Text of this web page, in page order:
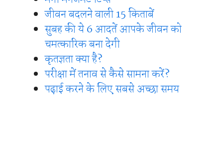
जीवन बदलने वाली 15 किताबें
सुबह की ये 6 आदतें आपके जीवन को
चमत्कारिक बना देगी
कृतज्ञता क्या है?
परीक्षा में तनाव से कैसे सामना करें?
पढ़ाई करने के लिए सबसे अच्छा समय